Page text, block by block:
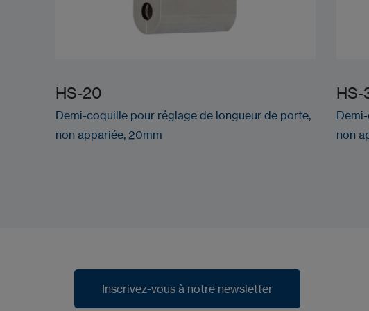
HS-20
Demi-coquille pour réglage de longueur de porte,
non appariée, 20mm
HS-
non
Inscrivez-vous à notre newsletter